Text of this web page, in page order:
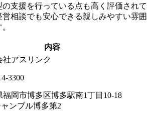
支援を行っている点も高く評価されて
相談でも安心できる親しみやすい雰囲
内容
社アスリンク
3300
福岡市博多区博多駅南1丁目10-18
ャンブル博多第2